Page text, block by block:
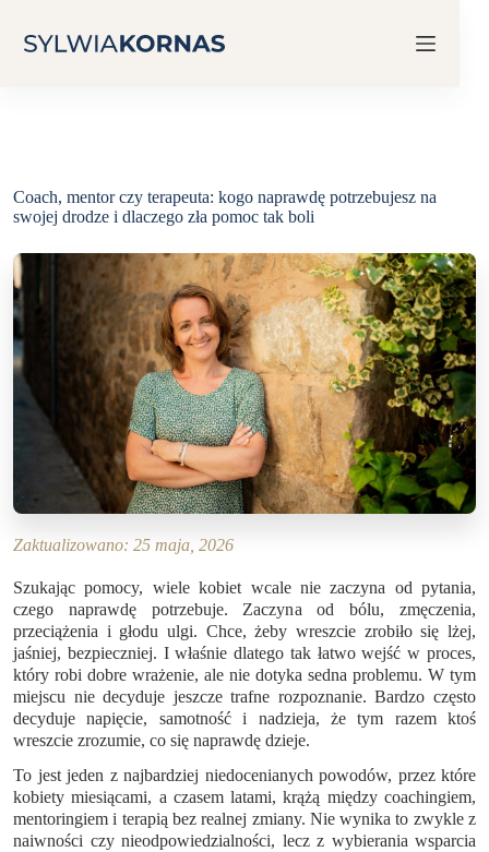
treści
Coach, mentor czy terapeuta: kogo naprawdę potrzebujesz na
swojej drodze i dlaczego zła pomoc tak boli
Zaktualizowano: 25 maja, 2026
Szukając pomocy, wiele kobiet wcale nie zaczyna od pytania,
czego naprawdę potrzebuje. Zaczyna od bólu, zmęczenia,
przeciążenia i głodu ulgi. Chce, żeby wreszcie zrobiło się lżej,
jaśniej, bezpieczniej. I właśnie dlatego tak łatwo wejść w proces,
który robi dobre wrażenie, ale nie dotyka sedna problemu. W tym
miejscu nie decyduje jeszcze trafne rozpoznanie. Bardzo często
decyduje napięcie, samotność i nadzieja, że tym razem ktoś
wreszcie zrozumie, co się naprawdę dzieje.
To jest jeden z najbardziej niedocenianych powodów, przez które
kobiety miesiącami, a czasem latami, krążą między coachingiem,
mentoringiem i terapią bez realnej zmiany. Nie wynika to zwykle z
naiwności czy nieodpowiedzialności, lecz z wybierania wsparcia